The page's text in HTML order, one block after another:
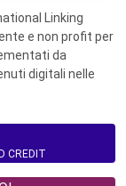
Linking
e non profit per
da
digitali nelle
CREDIT